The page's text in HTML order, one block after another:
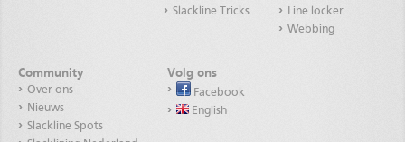
Slackline Tricks
Line locker
Webbing
Community
Over ons
Nieuws
Slackline Spots
Volg ons
Facebook
English